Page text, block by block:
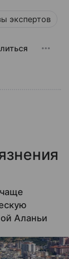
экспертов
Аланьи